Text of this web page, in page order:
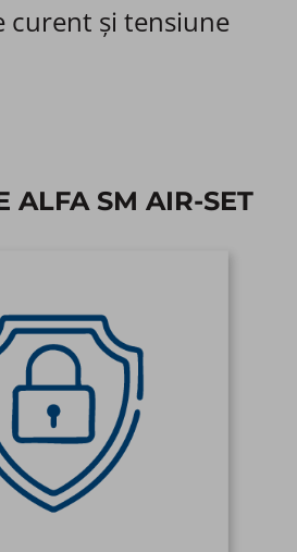
curent și tensiune
ALFA SM AIR-SET​